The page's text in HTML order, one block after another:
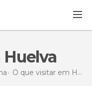
Huelva
O que visitar em Huelva